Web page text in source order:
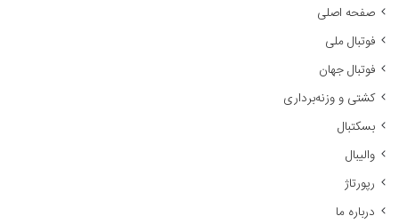
صفحه اصلی
فوتبال ملی
فوتبال جهان
کشتی و وزنه‌برداری
بسکتبال
والیبال
رپورتاژ
درباره ما